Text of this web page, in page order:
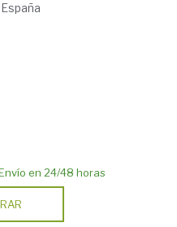
en 24/48 horas